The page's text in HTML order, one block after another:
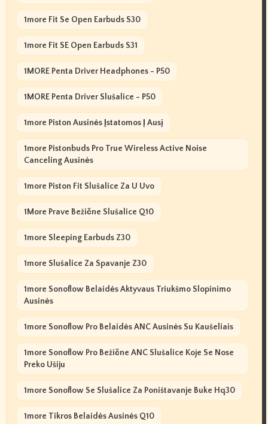
1more Fit Se Open Earbuds S30
1more Fit SE Open Earbuds S31
1MORE Penta Driver Headphones - P50
1MORE Penta Driver Slušalice - P50
1more Piston Ausinės Įstatomos Į Ausį
1more Pistonbuds Pro True Wireless Active Noise
Canceling Ausinės
1more Piston Fit Slušalice Za U Uvo
1More Prave Bežične Slušalice Q10
1more Sleeping Earbuds Z30
1more Slušalice Za Spavanje Z30
1more Sonoflow Belaidės Aktyvaus Triukšmo Slopinimo
Ausinės
1more Sonoflow Pro Belaidės ANC Ausinės Su Kaušeliais
1more Sonoflow Pro Bežične ANC Slušalice Koje Se Nose
Preko Ušiju
1more Sonoflow Se Slušalice Za Poništavanje Buke Hq30
1more Tikros Belaidės Ausinės Q10